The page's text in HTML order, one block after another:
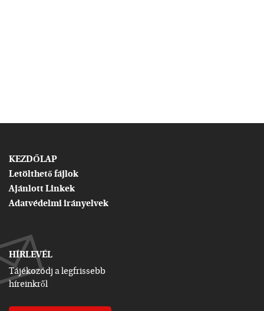
KEZDŐLAP
Letölthető fájlok
Ajánlott Linkek
Adatvédelmi irányelvek
HÍRLEVÉL
Tájékozódj a legfrissebb
híreinkről